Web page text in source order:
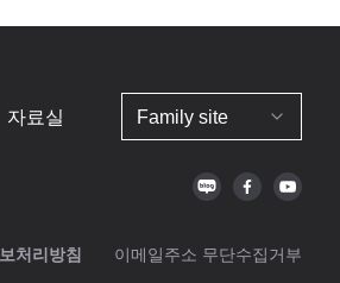
자료실 Family site
처리방침 이메일주소 무단수집거부